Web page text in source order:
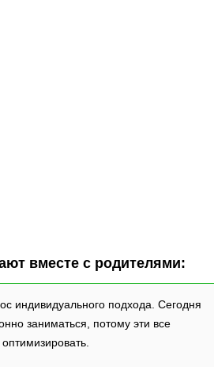
вместе с родителями:
индивидуального подхода. Сегодня
заниматься, потому эти все